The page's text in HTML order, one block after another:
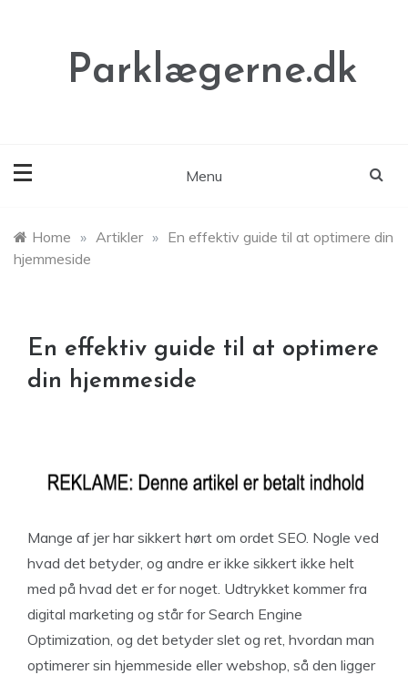
Parklægerne.dk
Menu
Home » Artikler » En effektiv guide til at optimere din
hjemmeside
En effektiv guide til at optimere
din hjemmeside
Mange af jer har sikkert hørt om ordet SEO. Nogle ved
hvad det betyder, og andre er ikke sikkert ikke helt
med på hvad det er for noget. Udtrykket kommer fra
digital marketing og står for Search Engine
Optimization, og det betyder slet og ret, hvordan man
optimerer sin hjemmeside eller webshop, så den ligger